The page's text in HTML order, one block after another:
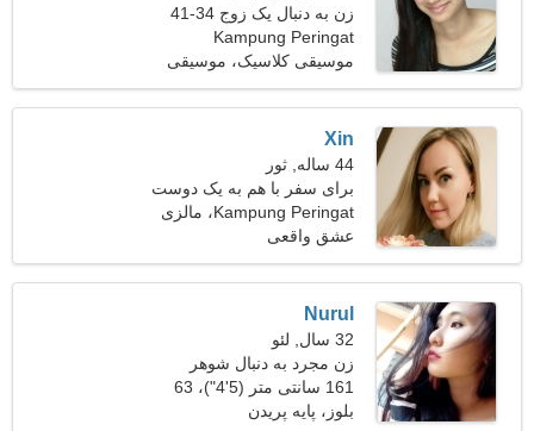
زن به دنبال یک زوج 34-41
Kampung Peringat
موسیقی کلاسیک، موسیقی
Xin
44 ساله, ثور
برای سفر با هم به یک دوست
تنومند نیاز دارم
Kampung Peringat، مالزی
عشق واقعی
Nurul
32 سال, لئو
زن مجرد به دنبال شوهر
161 سانتی متر (5'4")، 63
کیلوگرم (138 پوند)
بلوز، پایه پریدن